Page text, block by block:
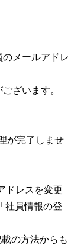
メールアドレ
ざいます。
が完了しませ
ドレスを変更
社員情報の登
の方法からも